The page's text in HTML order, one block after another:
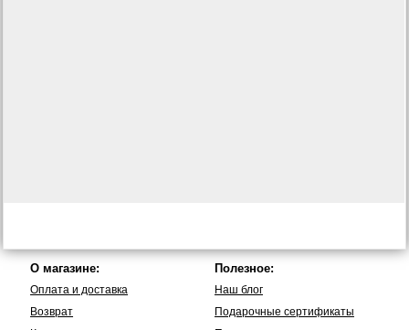
О магазине:
Оплата и доставка
Возврат
Полезное:
Наш блог
Подарочные сертификаты